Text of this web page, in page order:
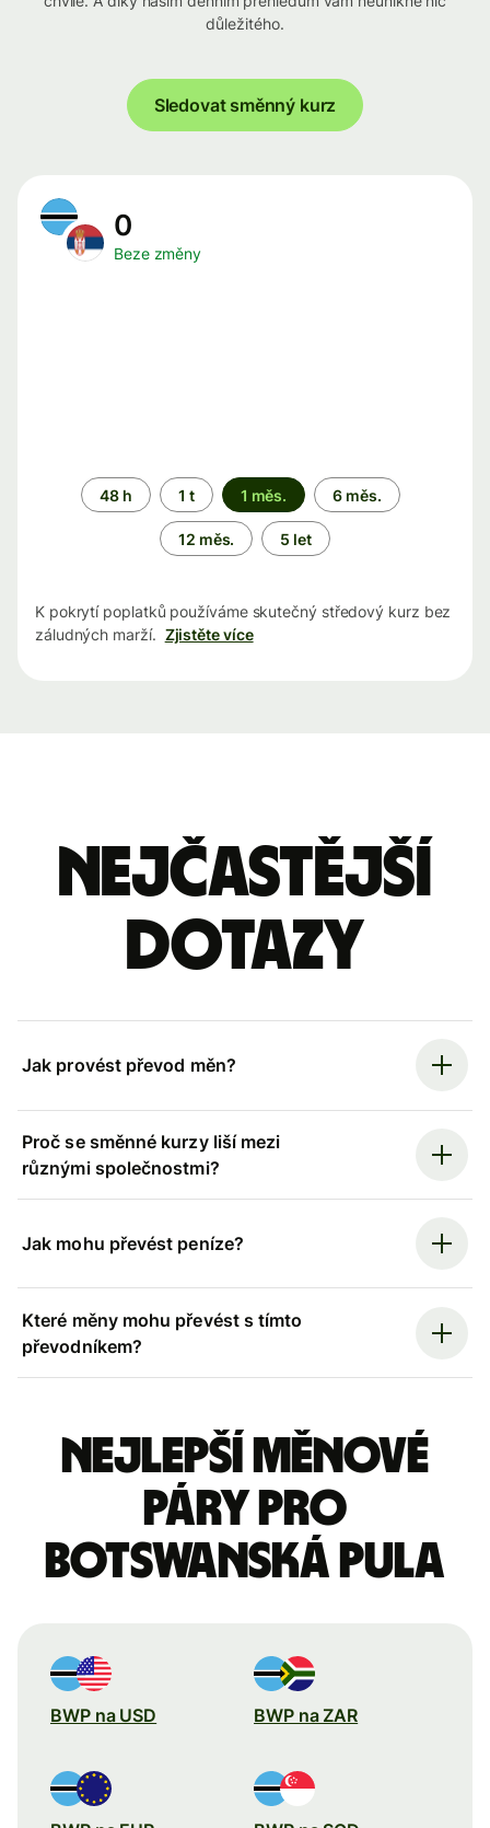
důležitého.
Sledovat směnný kurz
0
Beze změny
Časové
období
48 h 1 t 1 měs. 6 měs.
12 měs. 5 let
K pokrytí poplatků používáme skutečný středový kurz bez
záludných marží. Zjistěte více
Nejčastější
dotazy
Jak provést převod měn?
Proč se směnné kurzy liší mezi
různými společnostmi?
Jak mohu převést peníze?
Které měny mohu převést s tímto
převodníkem?
Nejlepší měnové
páry pro
botswanská pula
BWP na USD BWP na ZAR